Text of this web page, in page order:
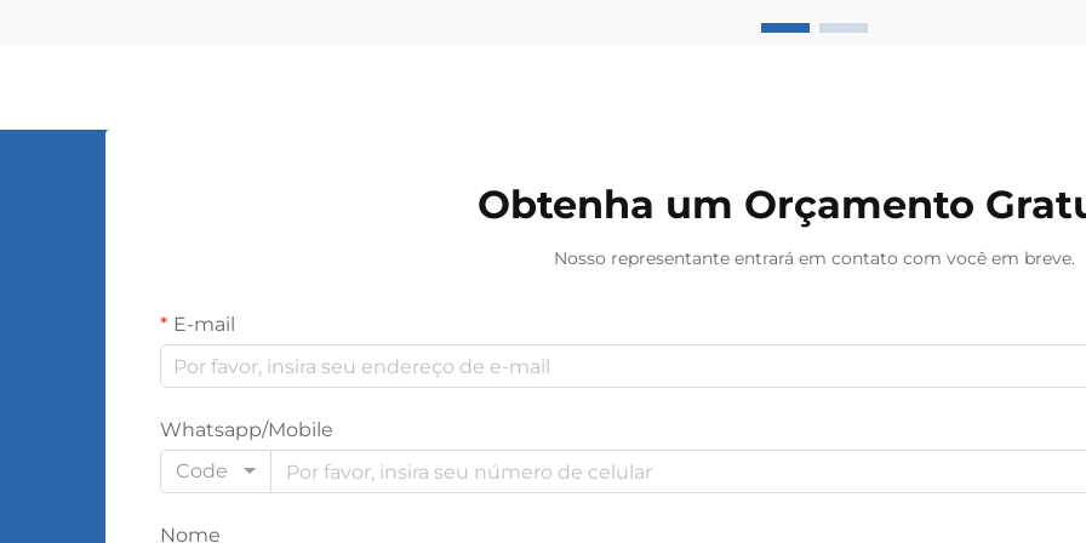
Obtenha um Orçamento
Nosso representante entrará em contato com você em breve.
E-mail
Whatsapp/Mobile
Code
Nome